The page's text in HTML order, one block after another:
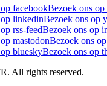
facebookBezoek ons op
linkedinBezoek ons op
rss-feedBezoek ons op
mastodonBezoek ons
blueskyBezoek ons op
All rights reserved.